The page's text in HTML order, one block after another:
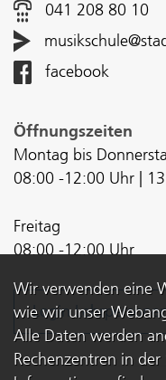
041 208 80 10
facebook
Öffnungszeiten
Montag bis
08:00 -12:00 Uhr |
Freitag
08:00 -12:00 Uhr
Login
Webstatistik
Wir verwenden eine
wie wir unser
Alle Daten werden
Rechenzentren in